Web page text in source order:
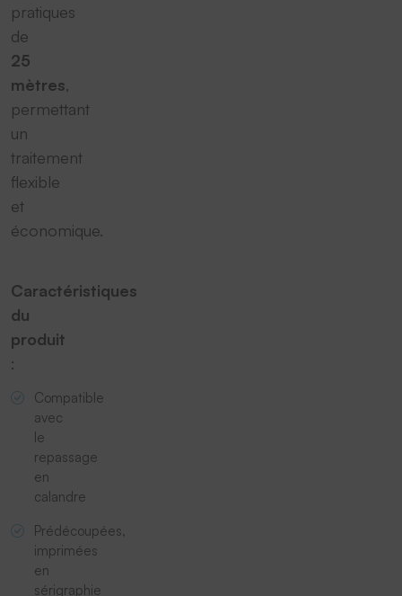
pratiques
de
25
mètres,
permettant
un
traitement
flexible
et
économique.
Caractéristiques
du
produit
:
Compatible
avec
le
repassage
en
calandre
Prédécoupées,
imprimées
en
sérigraphie